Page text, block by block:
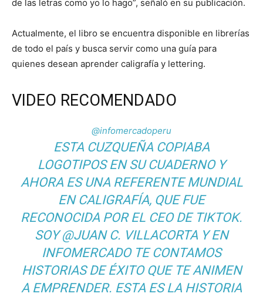
de las letras como yo lo hago”, señaló en su publicación.
Actualmente, el libro se encuentra disponible en librerías
de todo el país y busca servir como una guía para
quienes desean aprender caligrafía y lettering.
VIDEO RECOMENDADO
@infomercadoperu
ESTA CUZQUEÑA COPIABA
LOGOTIPOS EN SU CUADERNO Y
AHORA ES UNA REFERENTE MUNDIAL
EN CALIGRAFÍA, QUE FUE
RECONOCIDA POR EL CEO DE TIKTOK.
SOY @JUAN C. VILLACORTA Y EN
INFOMERCADO TE CONTAMOS
HISTORIAS DE ÉXITO QUE TE ANIMEN
A EMPRENDER. ESTA ES LA HISTORIA